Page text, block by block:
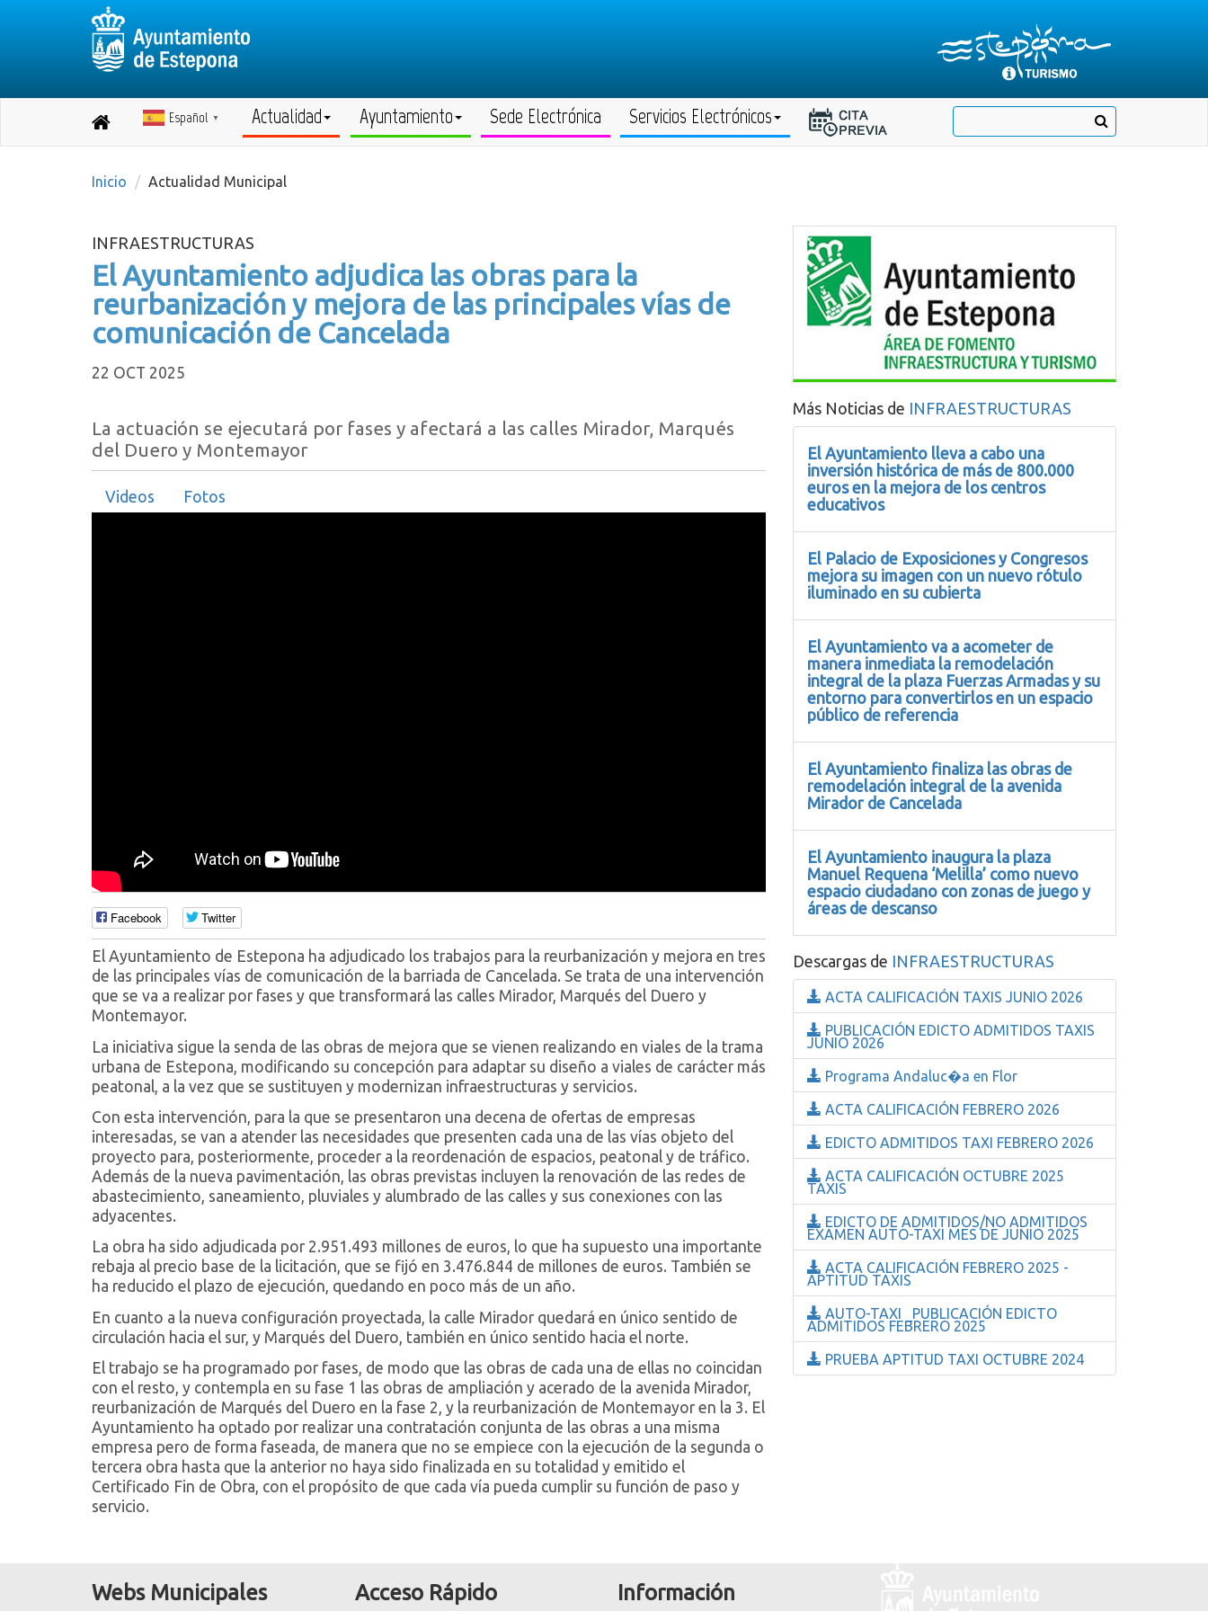
página
Destino:
inicio
Buscar
Español ▼ Actualidad Ayuntamiento Sede Electrónica Servicios Electrónicos
Ir
a
Inicio Actualidad Municipal
INFRAESTRUCTURAS
El Ayuntamiento adjudica las obras para la
reurbanización y mejora de las principales vías de
comunicación de Cancelada
22 OCT 2025
La actuación se ejecutará por fases y afectará a las calles Mirador, Marqués
del Duero y Montemayor
Videos Fotos
Facebook Twitter
El Ayuntamiento de Estepona ha adjudicado los trabajos para la reurbanización y mejora en tres
de las principales vías de comunicación de la barriada de Cancelada. Se trata de una intervención
que se va a realizar por fases y que transformará las calles Mirador, Marqués del Duero y
Montemayor.
La iniciativa sigue la senda de las obras de mejora que se vienen realizando en viales de la trama
urbana de Estepona, modificando su concepción para adaptar su diseño a viales de carácter más
peatonal, a la vez que se sustituyen y modernizan infraestructuras y servicios.
Con esta intervención, para la que se presentaron una decena de ofertas de empresas
interesadas, se van a atender las necesidades que presenten cada una de las vías objeto del
proyecto para, posteriormente, proceder a la reordenación de espacios, peatonal y de tráfico.
Además de la nueva pavimentación, las obras previstas incluyen la renovación de las redes de
abastecimiento, saneamiento, pluviales y alumbrado de las calles y sus conexiones con las
adyacentes.
La obra ha sido adjudicada por 2.951.493 millones de euros, lo que ha supuesto una importante
rebaja al precio base de la licitación, que se fijó en 3.476.844 de millones de euros. También se
ha reducido el plazo de ejecución, quedando en poco más de un año.
En cuanto a la nueva configuración proyectada, la calle Mirador quedará en único sentido de
circulación hacia el sur, y Marqués del Duero, también en único sentido hacia el norte.
El trabajo se ha programado por fases, de modo que las obras de cada una de ellas no coincidan
con el resto, y contempla en su fase 1 las obras de ampliación y acerado de la avenida Mirador,
reurbanización de Marqués del Duero en la fase 2, y la reurbanización de Montemayor en la 3. El
Ayuntamiento ha optado por realizar una contratación conjunta de las obras a una misma
empresa pero de forma faseada, de manera que no se empiece con la ejecución de la segunda o
tercera obra hasta que la anterior no haya sido finalizada en su totalidad y emitido el
Certificado Fin de Obra, con el propósito de que cada vía pueda cumplir su función de paso y
servicio.
Más Noticias de INFRAESTRUCTURAS
El Ayuntamiento lleva a cabo una
inversión histórica de más de 800.000
euros en la mejora de los centros
educativos
El Palacio de Exposiciones y Congresos
mejora su imagen con un nuevo rótulo
iluminado en su cubierta
El Ayuntamiento va a acometer de
manera inmediata la remodelación
integral de la plaza Fuerzas Armadas y su
entorno para convertirlos en un espacio
público de referencia
El Ayuntamiento finaliza las obras de
remodelación integral de la avenida
Mirador de Cancelada
El Ayuntamiento inaugura la plaza
Manuel Requena ‘Melilla’ como nuevo
espacio ciudadano con zonas de juego y
áreas de descanso
Descargas de INFRAESTRUCTURAS
ACTA CALIFICACIÓN TAXIS JUNIO 2026
PUBLICACIÓN EDICTO ADMITIDOS TAXIS
JUNIO 2026
Programa Andaluc�a en Flor
ACTA CALIFICACIÓN FEBRERO 2026
EDICTO ADMITIDOS TAXI FEBRERO 2026
ACTA CALIFICACIÓN OCTUBRE 2025
TAXIS
EDICTO DE ADMITIDOS/NO ADMITIDOS
EXAMEN AUTO-TAXI MES DE JUNIO 2025
ACTA CALIFICACIÓN FEBRERO 2025 -
APTITUD TAXIS
AUTO-TAXI _PUBLICACIÓN EDICTO
ADMITIDOS FEBRERO 2025
PRUEBA APTITUD TAXI OCTUBRE 2024
Webs Municipales Acceso Rápido Información